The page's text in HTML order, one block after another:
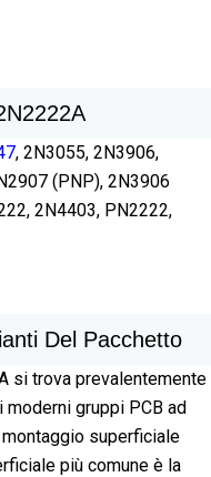
, 2N3055, 2N3906,
(PNP), 2N3906
2N4403, PN2222,
Del Pacchetto
si trova prevalentemente
gruppi PCB ad
superficiale
più comune è la